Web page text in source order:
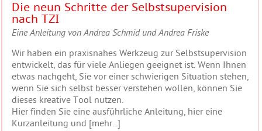
Die neun Schritte der Selbstsupervision
nach TZI
Eine Anleitung von Andrea Schmid und Andrea Friske
Wir haben ein praxisnahes Werkzeug zur Selbstsupervision
entwickelt, das für viele Anliegen geeignet ist. Wenn Ihnen
etwas nachgeht, Sie vor einer schwierigen Situation stehen,
wenn Sie sich selbst besser verstehen wollen, können Sie
dieses kreative Tool nutzen.
Hier finden Sie eine ausführliche Anleitung, hier eine
Kurzanleitung und [mehr...]